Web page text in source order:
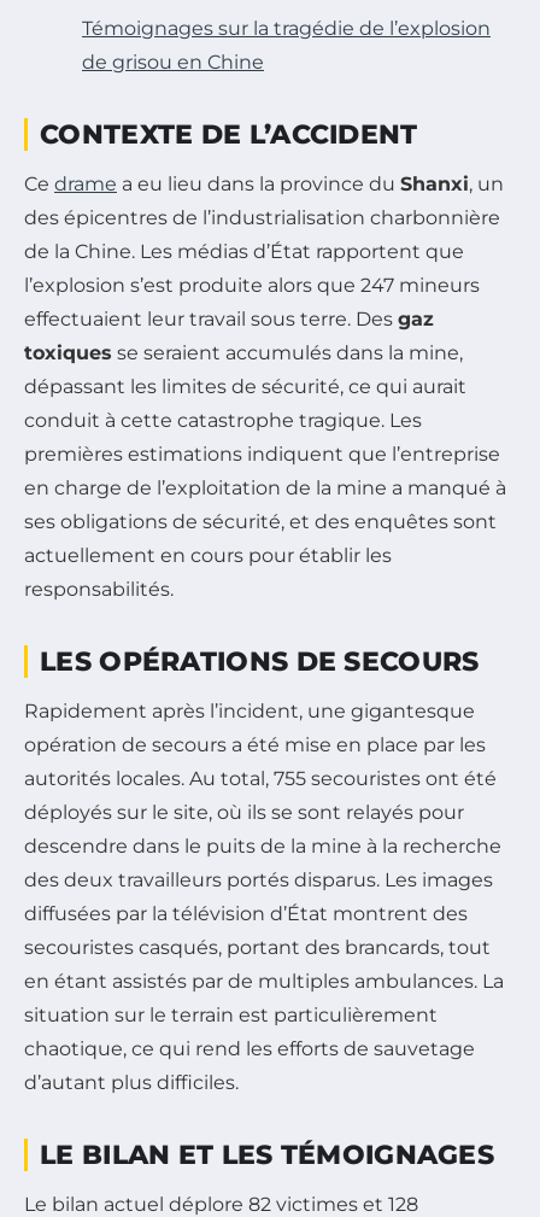
Témoignages sur la tragédie de l’explosion
de grisou en Chine
CONTEXTE DE L’ACCIDENT
Ce drame a eu lieu dans la province du Shanxi, un
des épicentres de l’industrialisation charbonnière
de la Chine. Les médias d’État rapportent que
l’explosion s’est produite alors que 247 mineurs
effectuaient leur travail sous terre. Des gaz
toxiques se seraient accumulés dans la mine,
dépassant les limites de sécurité, ce qui aurait
conduit à cette catastrophe tragique. Les
premières estimations indiquent que l’entreprise
en charge de l’exploitation de la mine a manqué à
ses obligations de sécurité, et des enquêtes sont
actuellement en cours pour établir les
responsabilités.
LES OPÉRATIONS DE SECOURS
Rapidement après l’incident, une gigantesque
opération de secours a été mise en place par les
autorités locales. Au total, 755 secouristes ont été
déployés sur le site, où ils se sont relayés pour
descendre dans le puits de la mine à la recherche
des deux travailleurs portés disparus. Les images
diffusées par la télévision d’État montrent des
secouristes casqués, portant des brancards, tout
en étant assistés par de multiples ambulances. La
situation sur le terrain est particulièrement
chaotique, ce qui rend les efforts de sauvetage
d’autant plus difficiles.
LE BILAN ET LES TÉMOIGNAGES
Le bilan actuel déplore 82 victimes et 128